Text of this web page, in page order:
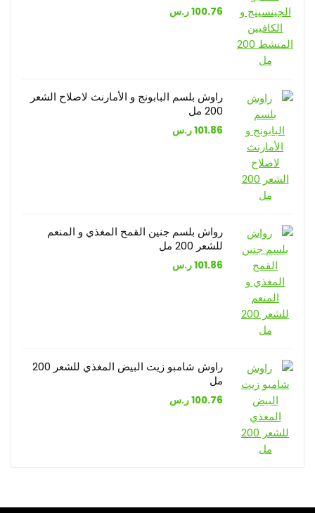
100.76ر.س
راوش بلسم البابونج و الأمارنث لاصلاح الشعر
200 مل
101.86ر.س
رواش بلسم جنين القمح المغذي و المنعم
للشعر 200 مل
101.86ر.س
راوش شامبو زيت البيض المغذي للشعر 200
مل
100.76ر.س